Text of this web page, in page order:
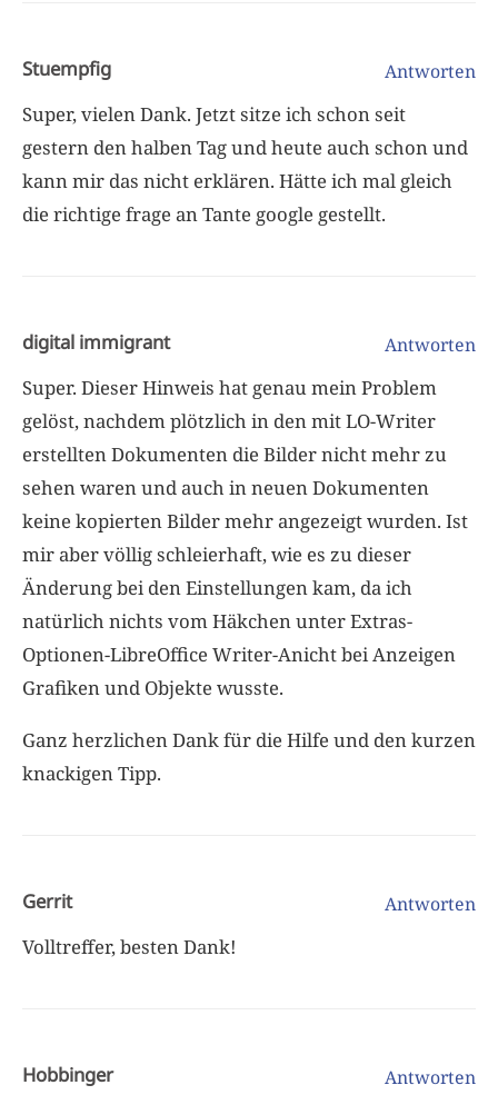
Stuempfig Antworten
Super, vielen Dank. Jetzt sitze ich schon seit
gestern den halben Tag und heute auch schon und
kann mir das nicht erklären. Hätte ich mal gleich
die richtige frage an Tante google gestellt.
digital immigrant Antworten
Super. Dieser Hinweis hat genau mein Problem
gelöst, nachdem plötzlich in den mit LO-Writer
erstellten Dokumenten die Bilder nicht mehr zu
sehen waren und auch in neuen Dokumenten
keine kopierten Bilder mehr angezeigt wurden. Ist
mir aber völlig schleierhaft, wie es zu dieser
Änderung bei den Einstellungen kam, da ich
natürlich nichts vom Häkchen unter Extras-
Optionen-LibreOffice Writer-Anicht bei Anzeigen
Grafiken und Objekte wusste.
Ganz herzlichen Dank für die Hilfe und den kurzen
knackigen Tipp.
Gerrit Antworten
Volltreffer, besten Dank!
Hobbinger Antworten